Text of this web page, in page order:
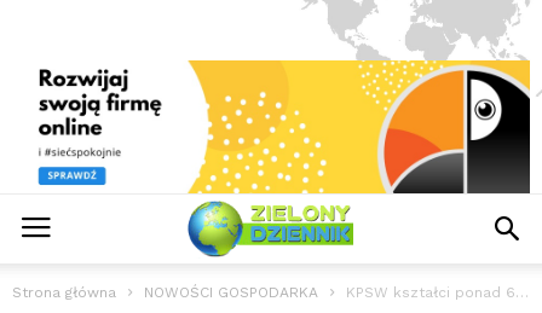
Strona główna NOWOŚCI GOSPODARKA KPSW kształci ponad 6 tysięcy studentów